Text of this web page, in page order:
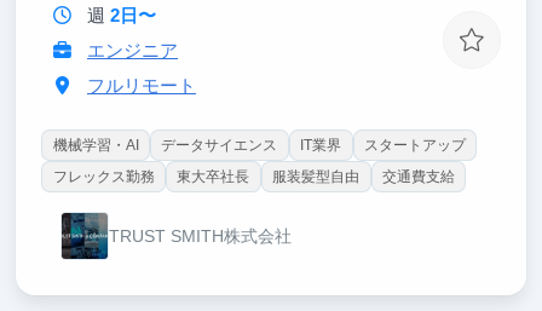
週 2日〜
エンジニア
フルリモート
機械学習・AI データサイエンス IT業界
スタートアップ
フレックス勤務
東大卒社長 服装髪型自由 交通費支給
TRUST SMITH株式会社